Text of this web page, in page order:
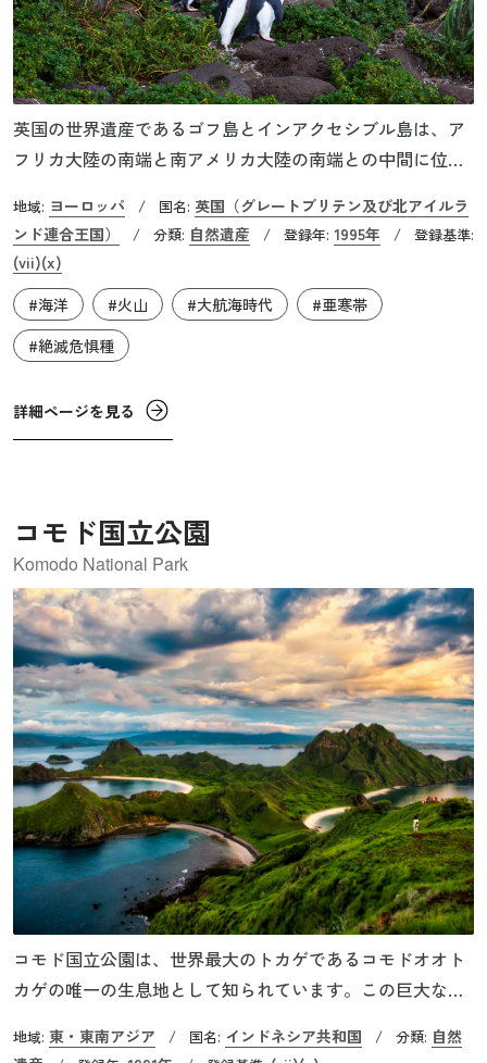
英国の世界遺産であるゴフ島とインアクセシブル島は、ア
フリカ大陸の南端と南アメリカ大陸の南端との中間に位置
ら隔絶され、亜寒帯の海洋性気候でしばしば暴風雨に見舞
われる厳しい自然環境にあります。断崖が続く海岸線に
は、アルバトロス（アホウドリ）などの海鳥が、巨大な集
団営巣地を形成しています。ゴフ島には、固有種の陸鳥が2
種、固有種の植物が12種生息しており、また、インアクセ
ない鳥」として世界で最も小さい種です。
地域: ヨーロッパ / 国名: 英国（グレートブリテン及び北アイルラ
ンド連合王国）
/ 分類: 自然遺産 / 登録年: 1995年 / 登録基準:
(vii)(x)
#海洋
#火山 #大航海時代
#亜寒帯
#絶滅危惧種
詳細ページを見る
コモド国立公園
Komodo National Park
コモド国立公園は、世界最大のトカゲであるコモドオオト
カゲの唯一の生息地として知られています。この巨大な爬
てインドネシアとオーストラリアには大型のトカゲが生息
地域: 東・東南アジア / 国名: インドネシア共和国 / 分類: 自然